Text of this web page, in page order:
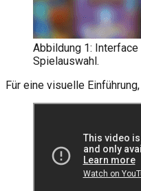
Abbildung 1:
Spielauswahl.
Für eine visuelle